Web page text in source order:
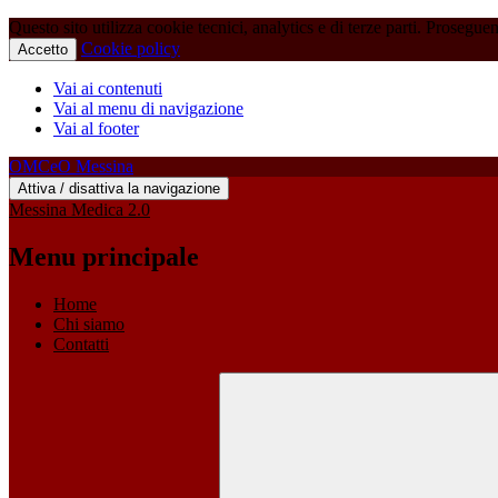
Questo sito utilizza cookie tecnici, analytics e di terze parti.
Accetto Cookie policy
Vai ai contenuti
Vai al menu di navigazione
Vai al footer
OMCeO Messina
Attiva / disattiva la navigazione
Messina Medica 2.0
Menu principale
Home
Chi siamo
Contatti